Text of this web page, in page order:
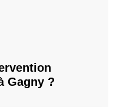
Gagny ?